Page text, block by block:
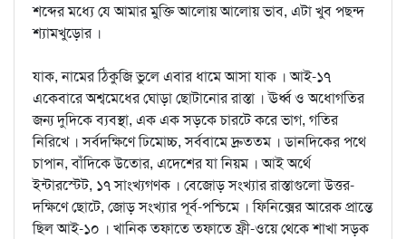
শব্দের মধ্যে যে আমার মুক্তি আলোয় আলোয় ভাব, এটা খুব পছন্দ
শ্যামখুড়োর ।
যাক, নামের ঠিকুজি ভুলে এবার ধামে আসা যাক । আই-১৭
একেবারে অশ্বমেধের ঘোড়া ছোটানোর রাস্তা । ঊর্ধ্ব ও অধোগতির
জন্য দুদিকে ব্যবস্থা, এক এক সড়কে চারটে করে ভাগ, গতির
নিরিখে । সর্বদক্ষিণে ঢিমোচ্চ, সর্ববামে দ্রুততম । ডানদিকের পথে
চাপান, বাঁদিকে উতোর, এদেশের যা নিয়ম । আই অর্থে
ইন্টারস্টেট, ১৭ সাংখ্যগণক । বেজোড় সংখ্যার রাস্তাগুলো উত্তর-
দক্ষিণে ছোটে, জোড় সংখ্যার পূর্ব-পশ্চিমে । ফিনিক্সের আরেক প্রান্তে
ছিল আই-১০ । খানিক তফাতে তফাতে ফ্রী-ওয়ে থেকে শাখা সড়ক